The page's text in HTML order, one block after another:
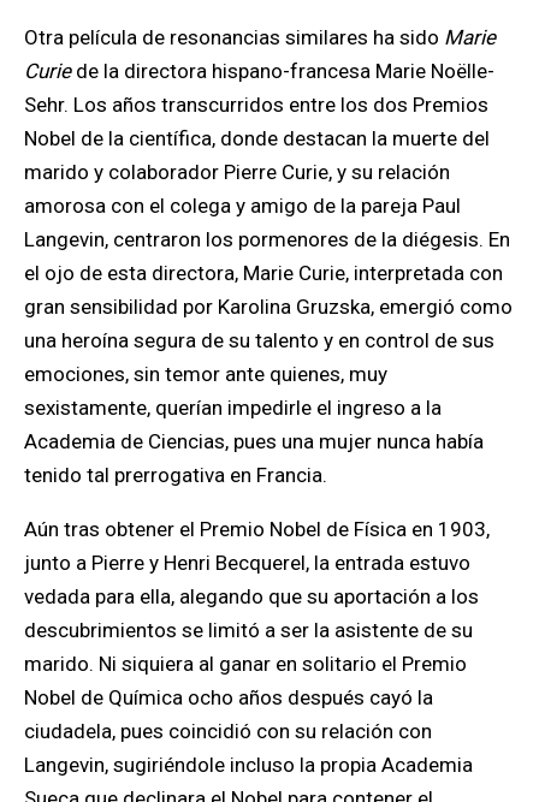
Otra película de resonancias similares ha sido Marie
Curiede la directora hispano-francesa Marie Noëlle-
Sehr. Los años transcurridos entre los dos Premios
Nobel de la científica, donde destacan la muerte del
marido y colaborador Pierre Curie, y su relación
amorosa con el colega y amigo de la pareja Paul
Langevin, centraron los pormenores de la diégesis. En
el ojo de esta directora, Marie Curie, interpretada con
gran sensibilidad por Karolina Gruzska, emergió como
una heroína segura de su talento y en control de sus
emociones, sin temor ante quienes, muy
sexistamente, querían impedirle el ingreso a la
Academia de Ciencias, pues una mujer nunca había
tenido tal prerrogativa en Francia.
Aún tras obtener el Premio Nobel de Física en 1903,
junto a Pierre y Henri Becquerel, la entrada estuvo
vedada para ella, alegando que su aportación a los
descubrimientos se limitó a ser la asistente de su
marido. Ni siquiera al ganar en solitario el Premio
Nobel de Química ocho años después cayó la
ciudadela, pues coincidió con su relación con
Langevin, sugiriéndole incluso la propia Academia